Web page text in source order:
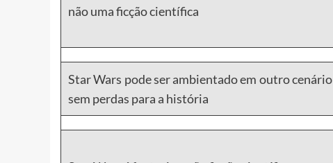
não uma ficção científica
Star Wars pode ser ambientado em outro cenário
sem perdas para a história